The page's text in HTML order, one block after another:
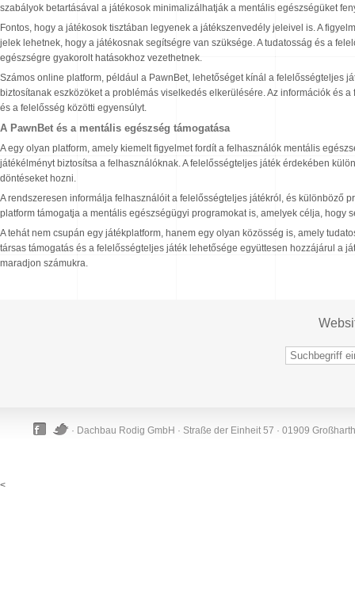
szabályok betartásával a játékosok minimalizálhatják a mentális egészségüket
Fontos, hogy a játékosok tisztában legyenek a játékszenvedély jeleivel is. A
jelek lehetnek, hogy a játékosnak segítségre van szüksége. A tudatosság és a
egészségre gyakorolt hatásokhoz vezethetnek.
Számos online platform, például a PawnBet, lehetőséget kínál a felelősségteljes
biztosítanak eszközöket a problémás viselkedés elkerülésére. Az információk és
és a felelősség közötti egyensúlyt.
A PawnBet és a mentális egészség támogatása
A egy olyan platform, amely kiemelt figyelmet fordít a felhasználók mentális
játékélményt biztosítsa a felhasználóknak. A felelősségteljes játék érdekében
döntéseket hozni.
A rendszeresen informálja felhasználóit a felelősségteljes játékról, és különböző
platform támogatja a mentális egészségügyi programokat is, amelyek célja,
A tehát nem csupán egy játékplatform, hanem egy olyan közösség is, amely
társas támogatás és a felelősségteljes játék lehetősége együttesen hozzájárul a
maradjon számukra.
· Dachbau Rodig GmbH · Straße der Einheit 57 · 01909
<